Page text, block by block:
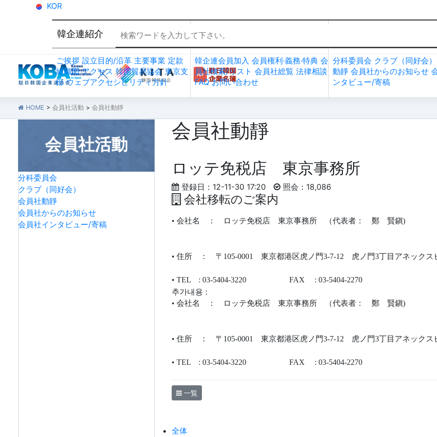
韓企連紹介
ご挨拶 設立目的/沿革 主要事業 定款
組織図 アクセス 韓国貿易協会 東京支
部 ウェブアクセシビリティ方針
会員社加入・検索
韓企連会員加入 会員権利·義務·特典 会
員社検索/リスト 会員社総覧 法律相談
FAQ お問い合わせ
分科委員会 クラブ（同好会）
動靜 会員社からのお知らせ
ンタビュー/寄稿
KOR
HOME > 会員社活動 > 会員社動靜
会員社活動
分科委員会
クラブ（同好会）
会員社動靜
会員社からのお知らせ
会員社インタビュー/寄稿
会員社動靜
ロッテ免税店 東京事務所
登録日：12-11-30 17:20 照会：18,086
会社移転のご案内
• 会社名 ： ロッテ免税店 東京事務所 （代表者： 鄭 賢鎭)
• 住所 ： 〒105-0001 東京都港区虎ノ門3-7-12 虎ノ門3丁目アネックス
• TEL : 03-5404-3220 FAX : 03-5404-2270
추가내용 :
• 会社名 ： ロッテ免税店 東京事務所 （代表者： 鄭 賢鎭)
• 住所 ： 〒105-0001 東京都港区虎ノ門3-7-12 虎ノ門3丁目アネックス
• TEL : 03-5404-3220 FAX : 03-5404-2270
一覧
全体